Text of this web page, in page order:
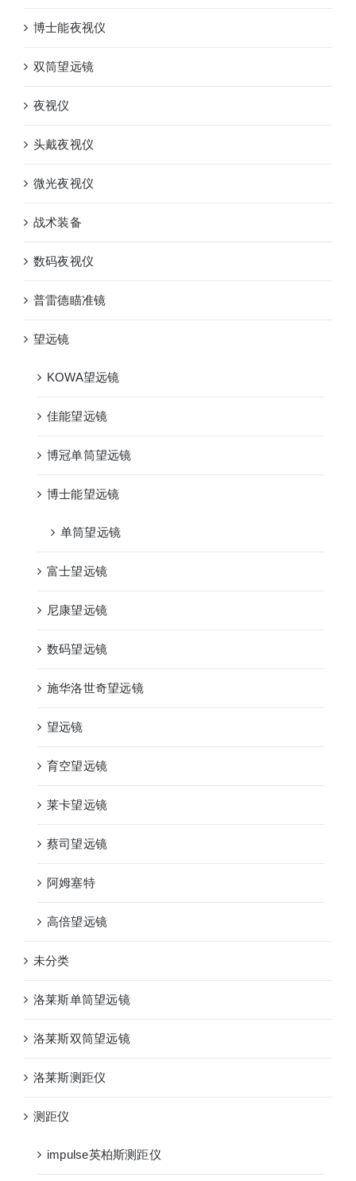
博士能夜视仪
双筒望远镜
夜视仪
头戴夜视仪
微光夜视仪
战术装备
数码夜视仪
普雷德瞄准镜
望远镜
KOWA望远镜
佳能望远镜
博冠单筒望远镜
博士能望远镜
单筒望远镜
富士望远镜
尼康望远镜
数码望远镜
施华洛世奇望远镜
望远镜
育空望远镜
莱卡望远镜
蔡司望远镜
阿姆塞特
高倍望远镜
未分类
洛莱斯单筒望远镜
洛莱斯双筒望远镜
洛莱斯测距仪
测距仪
impulse英柏斯测距仪